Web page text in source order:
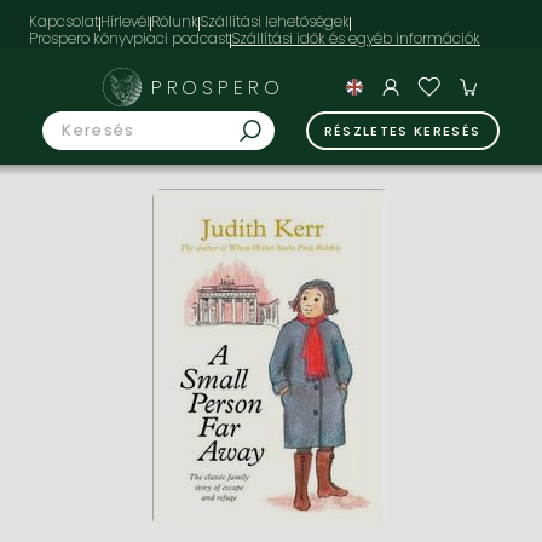
KapcsolatHírlevélRólunkSzállítási lehetőségek
Prospero könyvpiaci podcast
PROSPERO
RÉSZLETES KERESÉS